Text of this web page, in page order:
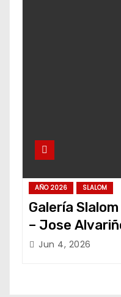
AÑO 2026 SLALOM
Galería
– Jose
Jun 4, 2026